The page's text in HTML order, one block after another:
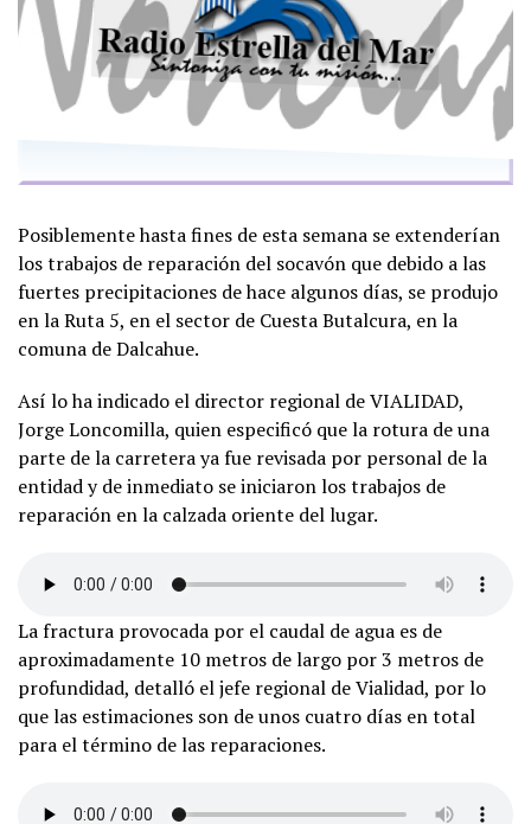
Posiblemente hasta fines de esta semana se extenderían
los trabajos de reparación del socavón que debido a las
fuertes precipitaciones de hace algunos días, se produjo
en la Ruta 5, en el sector de Cuesta Butalcura, en la
comuna de Dalcahue.
Así lo ha indicado el director regional de VIALIDAD,
Jorge Loncomilla, quien especificó que la rotura de una
parte de la carretera ya fue revisada por personal de la
entidad y de inmediato se iniciaron los trabajos de
reparación en la calzada oriente del lugar.
La fractura provocada por el caudal de agua es de
aproximadamente 10 metros de largo por 3 metros de
profundidad, detalló el jefe regional de Vialidad, por lo
que las estimaciones son de unos cuatro días en total
para el término de las reparaciones.